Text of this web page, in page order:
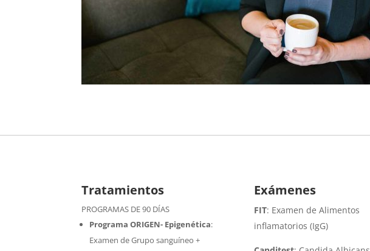
Tratamientos
PROGRAMAS DE 90 DÍAS
Programa ORIGEN- Epigenética:
Examen de Grupo sanguíneo +
Exámenes
FIT: Examen de Alimentos
inflamatorios (IgG)